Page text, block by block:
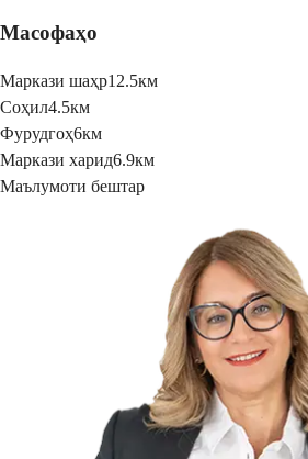
Масофаҳо
Маркази шаҳр12.5км
Соҳил4.5км
Фурудгоҳ6км
Маркази харид6.9км
Маълумоти бештар